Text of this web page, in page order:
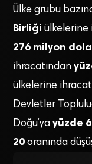
Ülke grubu
Birliği
276 milyon
ihracatından
ülkelerine
Devletler
Doğu’yayüzde
20 oranında